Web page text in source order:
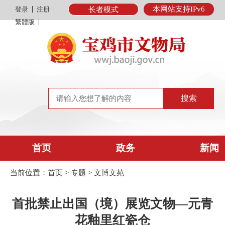
本网站支持IPv6
长者模式
登录
注册
繁體版
首页 政务 新闻
当前位置： 首页 > 专题 > 文博文苑
首批禁止出国（境）展览文物—元青
花釉里红瓷仓